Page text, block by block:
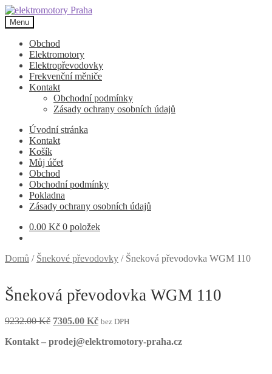
Přeskočit
na
navigaci
Přejít
k
obsahu
webu
Menu
Obchod
Elektromotory
Elektropřevodovky
Frekvenční měniče
Kontakt
Obchodní podmínky
Zásady ochrany osobních údajů
Úvodní stránka
Kontakt
Košík
Můj účet
Obchod
Obchodní podmínky
Pokladna
Zásady ochrany osobních údajů
0.00 Kč 0 položek
Domů / Šnekové převodovky / Šneková převodovka WGM 110
Šneková převodovka WGM 110
9232.00Kč Původní
byla:
7305.00 KčAktuální
je:
bez DPH
Kontakt – prodej@elektromotory-praha.cz